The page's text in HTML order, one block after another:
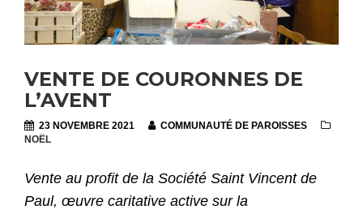
VENTE DE COURONNES DE
L’AVENT
23 NOVEMBRE 2021
COMMUNAUTÉ DE PAROISSES
NOËL
Vente au profit de la Société Saint Vincent de
Paul, œuvre caritative active sur la